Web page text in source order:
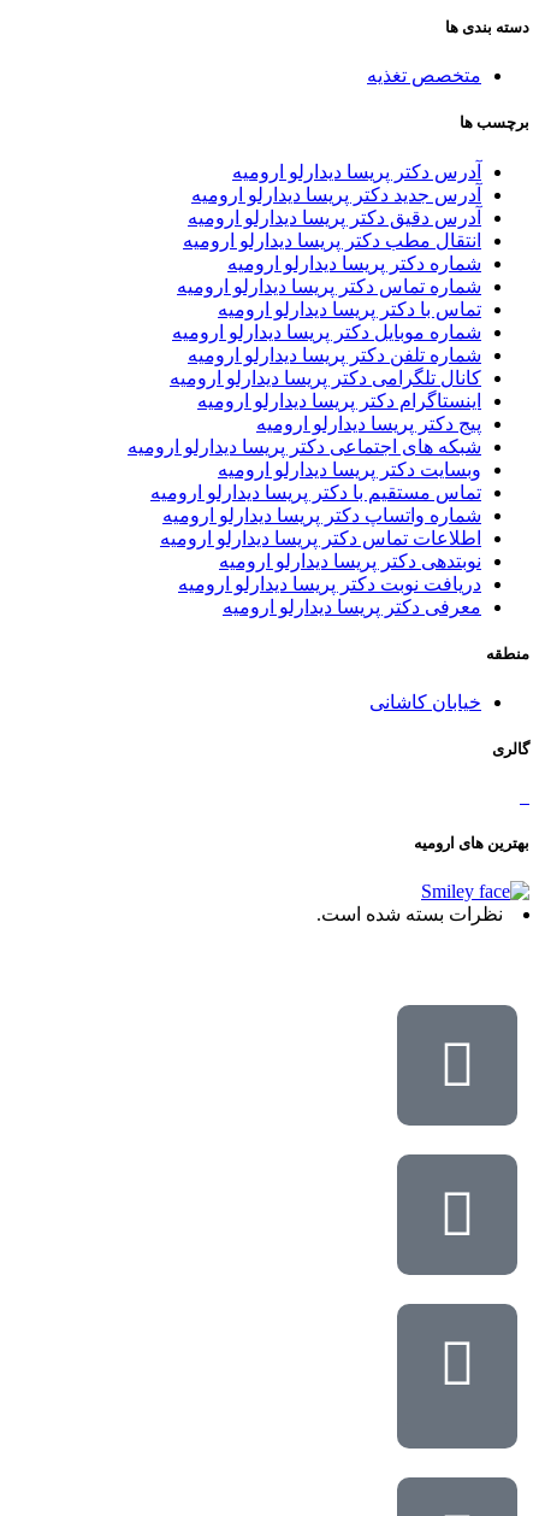
دسته بندی ها
متخصص تغذیه
برچسب ها
آدرس دکتر پریسا دیدارلو ارومیه
آدرس جدید دکتر پریسا دیدارلو ارومیه
آدرس دقیق دکتر پریسا دیدارلو ارومیه
انتقال مطب دکتر پریسا دیدارلو ارومیه
شماره دکتر پریسا دیدارلو ارومیه
شماره تماس دکتر پریسا دیدارلو ارومیه
تماس با دکتر پریسا دیدارلو ارومیه
شماره موبایل دکتر پریسا دیدارلو ارومیه
شماره تلفن دکتر پریسا دیدارلو ارومیه
کانال تلگرامی دکتر پریسا دیدارلو ارومیه
اینستاگرام دکتر پریسا دیدارلو ارومیه
پیج دکتر پریسا دیدارلو ارومیه
شبکه های اجتماعی دکتر پریسا دیدارلو ارومیه
وبسایت دکتر پریسا دیدارلو ارومیه
تماس مستقیم با دکتر پریسا دیدارلو ارومیه
شماره واتساپ دکتر پریسا دیدارلو ارومیه
اطلاعات تماس دکتر پریسا دیدارلو ارومیه
نوبتدهی دکتر پریسا دیدارلو ارومیه
دریافت نوبت دکتر پریسا دیدارلو ارومیه
معرفی دکتر پریسا دیدارلو ارومیه
منطقه
خیابان کاشانی
گالری
بهترین های ارومیه
نظرات بسته شده است.